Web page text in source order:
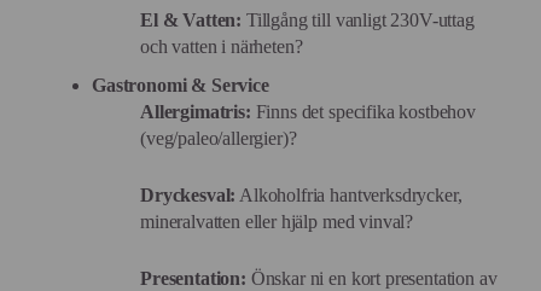
El & Vatten: Tillgång till vanligt 230V-uttag
och vatten i närheten?
Gastronomi & Service
Allergimatris: Finns det specifika kostbehov
(veg/paleo/allergier)?
Dryckesval: Alkoholfria hantverksdrycker,
mineralvatten eller hjälp med vinval?
Presentation: Önskar ni en kort presentation av